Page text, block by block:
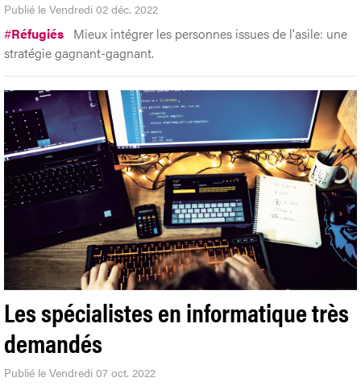
Publié le Vendredi 02 déc. 2022
#Réfugiés Mieux intégrer les personnes issues de l'asile: une
stratégie gagnant-gagnant.
Les spécialistes en informatique très
demandés
Publié le Vendredi 07 oct. 2022